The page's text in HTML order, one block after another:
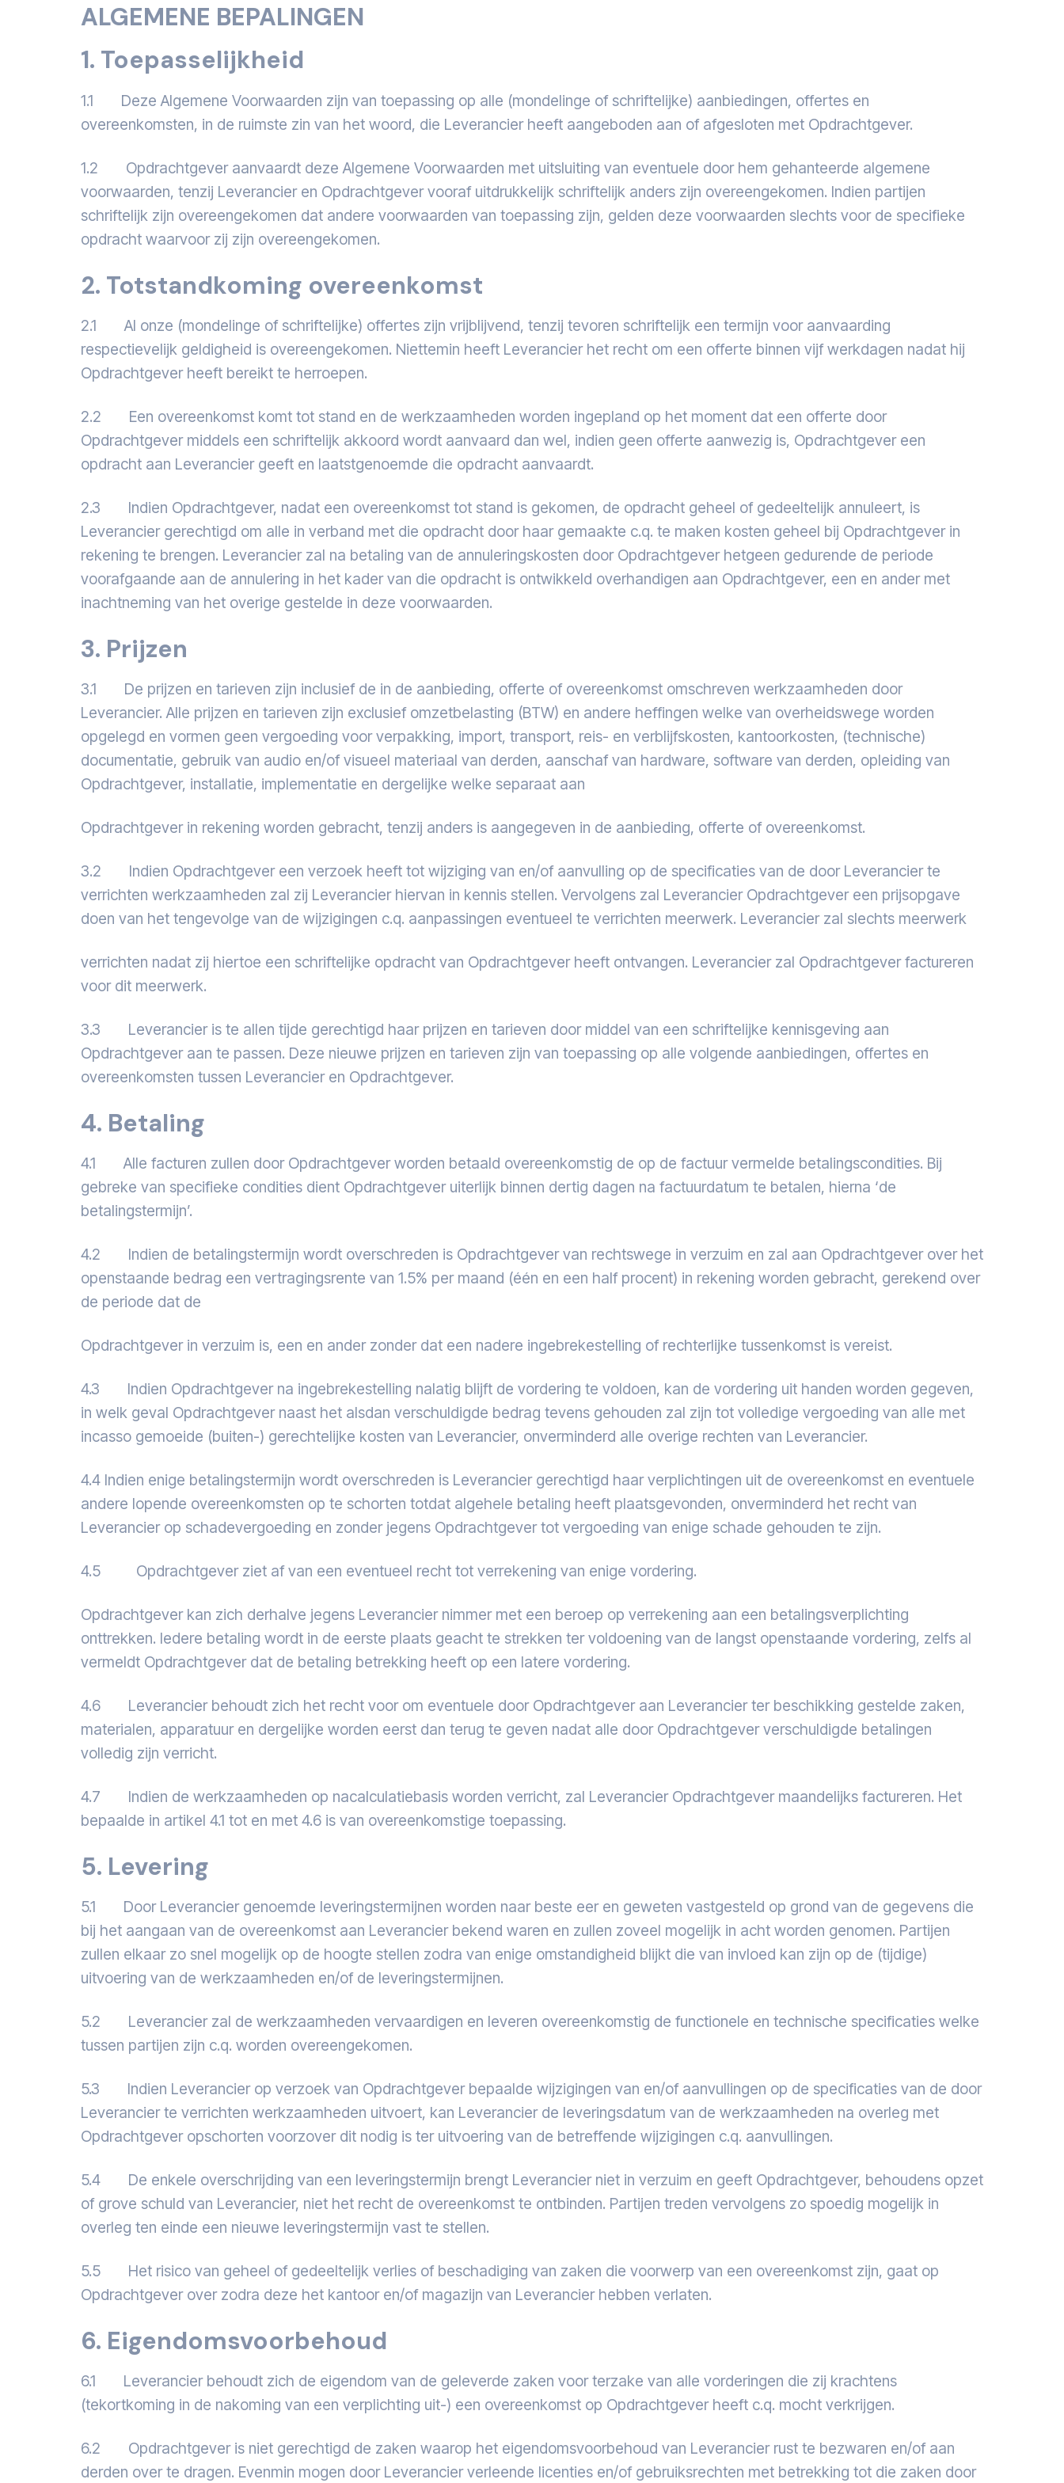
ALGEMENE BEPALINGEN
1. Toepasselijkheid
1.1 Deze Algemene Voorwaarden zijn van toepassing op alle (mondelinge of schriftelijke) aanbiedingen, offertes en
overeenkomsten, in de ruimste zin van het woord, die Leverancier heeft aangeboden aan of afgesloten met Opdrachtgever.
1.2 Opdrachtgever aanvaardt deze Algemene Voorwaarden met uitsluiting van eventuele door hem gehanteerde algemene
voorwaarden, tenzij Leverancier en Opdrachtgever vooraf uitdrukkelijk schriftelijk anders zijn overeengekomen. Indien partijen
schriftelijk zijn overeengekomen dat andere voorwaarden van toepassing zijn, gelden deze voorwaarden slechts voor de specifieke
opdracht waarvoor zij zijn overeengekomen.
2. Totstandkoming overeenkomst
2.1 Al onze (mondelinge of schriftelijke) offertes zijn vrijblijvend, tenzij tevoren schriftelijk een termijn voor aanvaarding
respectievelijk geldigheid is overeengekomen. Niettemin heeft Leverancier het recht om een offerte binnen vijf werkdagen nadat hij
Opdrachtgever heeft bereikt te herroepen.
2.2 Een overeenkomst komt tot stand en de werkzaamheden worden ingepland op het moment dat een offerte door
Opdrachtgever middels een schriftelijk akkoord wordt aanvaard dan wel, indien geen offerte aanwezig is, Opdrachtgever een
opdracht aan Leverancier geeft en laatstgenoemde die opdracht aanvaardt.
2.3 Indien Opdrachtgever, nadat een overeenkomst tot stand is gekomen, de opdracht geheel of gedeeltelijk annuleert, is
Leverancier gerechtigd om alle in verband met die opdracht door haar gemaakte c.q. te maken kosten geheel bij Opdrachtgever in
rekening te brengen. Leverancier zal na betaling van de annuleringskosten door Opdrachtgever hetgeen gedurende de periode
voorafgaande aan de annulering in het kader van die opdracht is ontwikkeld overhandigen aan Opdrachtgever, een en ander met
inachtneming van het overige gestelde in deze voorwaarden.
3. Prijzen
3.1 De prijzen en tarieven zijn inclusief de in de aanbieding, offerte of overeenkomst omschreven werkzaamheden door
Leverancier. Alle prijzen en tarieven zijn exclusief omzetbelasting (BTW) en andere heffingen welke van overheidswege worden
opgelegd en vormen geen vergoeding voor verpakking, import, transport, reis- en verblijfskosten, kantoorkosten, (technische)
documentatie, gebruik van audio en/of visueel materiaal van derden, aanschaf van hardware, software van derden, opleiding van
Opdrachtgever, installatie, implementatie en dergelijke welke separaat aan
Opdrachtgever in rekening worden gebracht, tenzij anders is aangegeven in de aanbieding, offerte of overeenkomst.
3.2 Indien Opdrachtgever een verzoek heeft tot wijziging van en/of aanvulling op de specificaties van de door Leverancier te
verrichten werkzaamheden zal zij Leverancier hiervan in kennis stellen. Vervolgens zal Leverancier Opdrachtgever een prijsopgave
doen van het tengevolge van de wijzigingen c.q. aanpassingen eventueel te verrichten meerwerk. Leverancier zal slechts meerwerk
verrichten nadat zij hiertoe een schriftelijke opdracht van Opdrachtgever heeft ontvangen. Leverancier zal Opdrachtgever factureren
voor dit meerwerk.
3.3 Leverancier is te allen tijde gerechtigd haar prijzen en tarieven door middel van een schriftelijke kennisgeving aan
Opdrachtgever aan te passen. Deze nieuwe prijzen en tarieven zijn van toepassing op alle volgende aanbiedingen, offertes en
overeenkomsten tussen Leverancier en Opdrachtgever.
4. Betaling
4.1 Alle facturen zullen door Opdrachtgever worden betaald overeenkomstig de op de factuur vermelde betalingscondities. Bij
gebreke van specifieke condities dient Opdrachtgever uiterlijk binnen dertig dagen na factuurdatum te betalen, hierna ‘de
betalingstermijn’.
4.2 Indien de betalingstermijn wordt overschreden is Opdrachtgever van rechtswege in verzuim en zal aan Opdrachtgever over het
openstaande bedrag een vertragingsrente van 1.5% per maand (één en een half procent) in rekening worden gebracht, gerekend over
de periode dat de
Opdrachtgever in verzuim is, een en ander zonder dat een nadere ingebrekestelling of rechterlijke tussenkomst is vereist.
4.3 Indien Opdrachtgever na ingebrekestelling nalatig blijft de vordering te voldoen, kan de vordering uit handen worden gegeven,
in welk geval Opdrachtgever naast het alsdan verschuldigde bedrag tevens gehouden zal zijn tot volledige vergoeding van alle met
incasso gemoeide (buiten-) gerechtelijke kosten van Leverancier, onverminderd alle overige rechten van Leverancier.
4.4 Indien enige betalingstermijn wordt overschreden is Leverancier gerechtigd haar verplichtingen uit de overeenkomst en eventuele
andere lopende overeenkomsten op te schorten totdat algehele betaling heeft plaatsgevonden, onverminderd het recht van
Leverancier op schadevergoeding en zonder jegens Opdrachtgever tot vergoeding van enige schade gehouden te zijn.
4.5 Opdrachtgever ziet af van een eventueel recht tot verrekening van enige vordering.
Opdrachtgever kan zich derhalve jegens Leverancier nimmer met een beroep op verrekening aan een betalingsverplichting
onttrekken. Iedere betaling wordt in de eerste plaats geacht te strekken ter voldoening van de langst openstaande vordering, zelfs al
vermeldt Opdrachtgever dat de betaling betrekking heeft op een latere vordering.
4.6 Leverancier behoudt zich het recht voor om eventuele door Opdrachtgever aan Leverancier ter beschikking gestelde zaken,
materialen, apparatuur en dergelijke worden eerst dan terug te geven nadat alle door Opdrachtgever verschuldigde betalingen
volledig zijn verricht.
4.7 Indien de werkzaamheden op nacalculatiebasis worden verricht, zal Leverancier Opdrachtgever maandelijks factureren. Het
bepaalde in artikel 4.1 tot en met 4.6 is van overeenkomstige toepassing.
5. Levering
5.1 Door Leverancier genoemde leveringstermijnen worden naar beste eer en geweten vastgesteld op grond van de gegevens die
bij het aangaan van de overeenkomst aan Leverancier bekend waren en zullen zoveel mogelijk in acht worden genomen. Partijen
zullen elkaar zo snel mogelijk op de hoogte stellen zodra van enige omstandigheid blijkt die van invloed kan zijn op de (tijdige)
uitvoering van de werkzaamheden en/of de leveringstermijnen.
5.2 Leverancier zal de werkzaamheden vervaardigen en leveren overeenkomstig de functionele en technische specificaties welke
tussen partijen zijn c.q. worden overeengekomen.
5.3 Indien Leverancier op verzoek van Opdrachtgever bepaalde wijzigingen van en/of aanvullingen op de specificaties van de door
Leverancier te verrichten werkzaamheden uitvoert, kan Leverancier de leveringsdatum van de werkzaamheden na overleg met
Opdrachtgever opschorten voorzover dit nodig is ter uitvoering van de betreffende wijzigingen c.q. aanvullingen.
5.4 De enkele overschrijding van een leveringstermijn brengt Leverancier niet in verzuim en geeft Opdrachtgever, behoudens opzet
of grove schuld van Leverancier, niet het recht de overeenkomst te ontbinden. Partijen treden vervolgens zo spoedig mogelijk in
overleg ten einde een nieuwe leveringstermijn vast te stellen.
5.5 Het risico van geheel of gedeeltelijk verlies of beschadiging van zaken die voorwerp van een overeenkomst zijn, gaat op
Opdrachtgever over zodra deze het kantoor en/of magazijn van Leverancier hebben verlaten.
6. Eigendomsvoorbehoud
6.1 Leverancier behoudt zich de eigendom van de geleverde zaken voor terzake van alle vorderingen die zij krachtens
(tekortkoming in de nakoming van een verplichting uit-) een overeenkomst op Opdrachtgever heeft c.q. mocht verkrijgen.
6.2 Opdrachtgever is niet gerechtigd de zaken waarop het eigendomsvoorbehoud van Leverancier rust te bezwaren en/of aan
derden over te dragen. Evenmin mogen door Leverancier verleende licenties en/of gebruiksrechten met betrekking tot die zaken door